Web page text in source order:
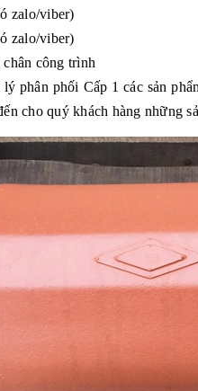
zalo/viber)
zalo/viber)
công trình
phân phối Cấp 1 các sản
cho quý khách hàng những